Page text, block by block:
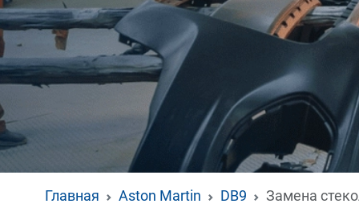
Главная Aston Martin DB9 Замена